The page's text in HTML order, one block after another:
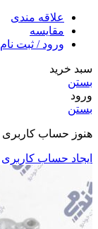
علاقه مندی
مقایسه
ورود / ثبت نام
سبد خرید
بستن
ورود
بستن
هنوز حساب کاربری
ایجاد حساب کاربری